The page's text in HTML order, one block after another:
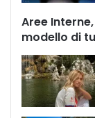
Aree
modello di